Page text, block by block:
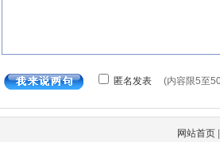
网站首页|